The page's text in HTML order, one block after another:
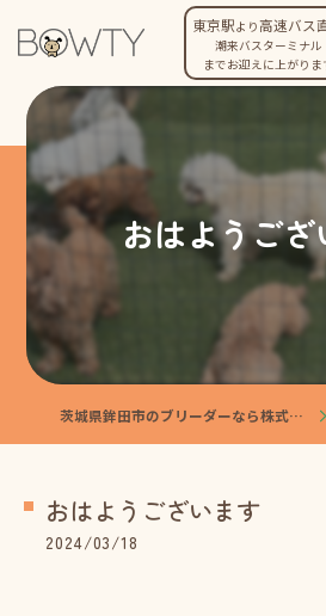
東京駅より高速バス
潮来バスターミナル
までお迎えに上がりま
おはようござ
茨城県鉾田市のブリーダーなら株式会社BOWTY
おはようございます
2024/03/18